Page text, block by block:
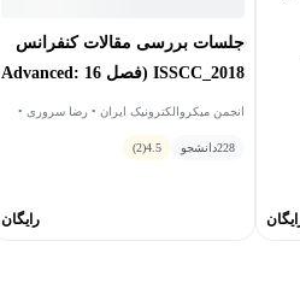
جلسات بررسی مقالات کنفرانس
ISSCC_2018 (فصل 16 :Advanced
Optical and Wireline
انجمن میکروالکترونیک ایران • رضا سروری •
مجتبی یاهوئیان • امین قاسم صفریان • محمد
228دانشجو 4.5
(2)
رایگان